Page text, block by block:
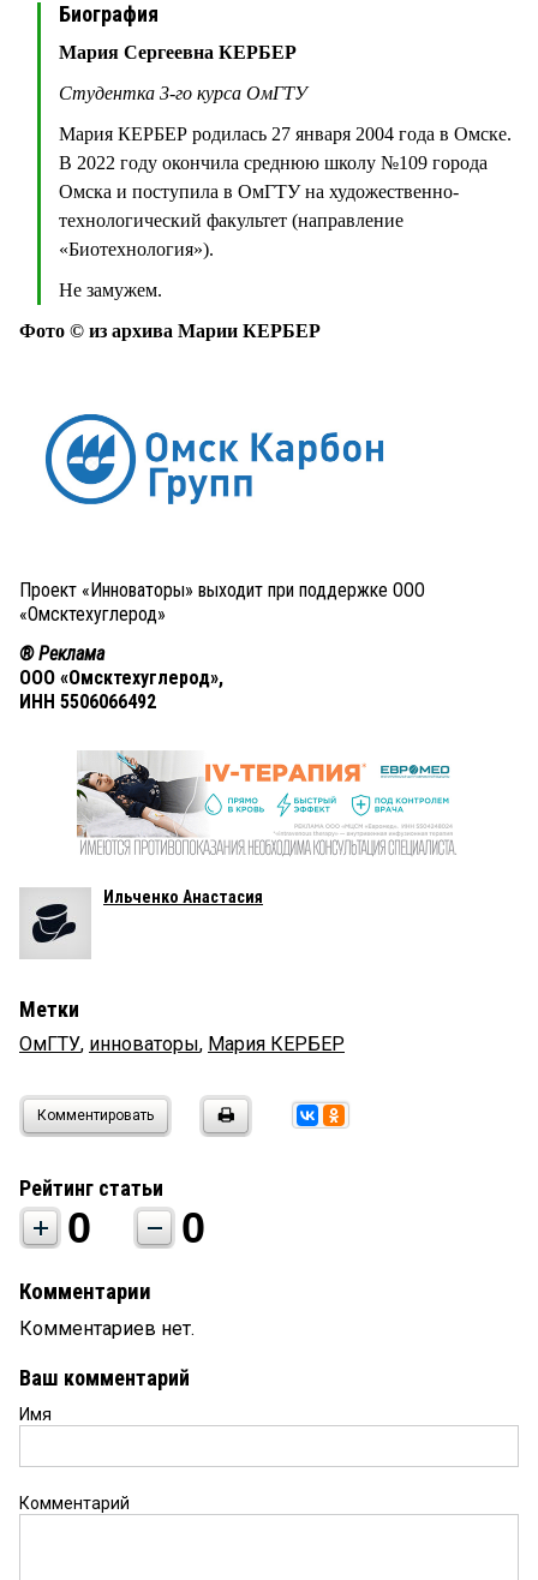
Биография
Мария Сергеевна КЕРБЕР
Студентка 3-го курса ОмГТУ
Мария КЕРБЕР родилась 27 января 2004 года в Омске.
В 2022 году окончила среднюю школу №109 города
Омска и поступила в ОмГТУ на художественно-
технологический факультет (направление
«Биотехнология»).
Не замужем.
Фото © из архива Марии КЕРБЕР
Проект «Инноваторы» выходит при поддержке ООО
«Омсктехуглерод»
® Реклама
ООО «Омсктехуглерод»,
ИНН 5506066492
Ильченко Анастасия
Метки
ОмГТУ, инноваторы, Мария КЕРБЕР
Комментировать
Рейтинг статьи
0 0
Комментарии
Комментариев нет.
Ваш комментарий
Имя
Комментарий